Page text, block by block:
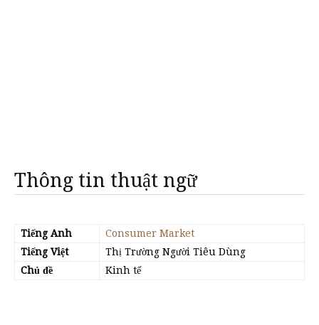
Thông tin thuật ngữ
Tiếng Anh
Consumer Market
Tiếng Việt
Thị Trường Người Tiêu Dùng
Chủ đề
Kinh tế